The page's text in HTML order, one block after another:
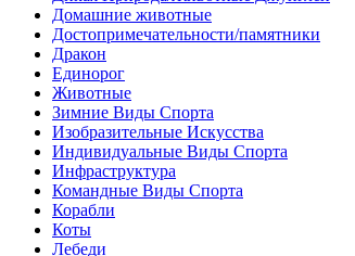
Домашние животные
Достопримечательности/памятники
Дракон
Единорог
Животные
Зимние Виды Спорта
Изобразительные Искусства
Индивидуальные Виды Спорта
Инфраструктура
Командные Виды Спорта
Корабли
Коты
Лебеди